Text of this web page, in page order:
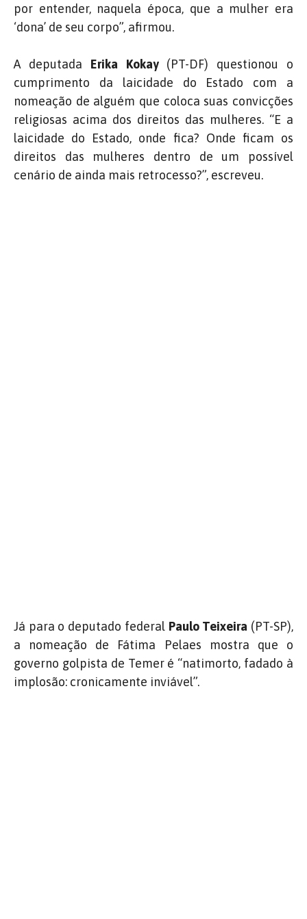
por entender, naquela época, que a mulher era
‘dona’ de seu corpo”, afirmou.
A deputada Erika Kokay(PT-DF) questionou o
cumprimento da laicidade do Estado com a
nomeação de alguém que coloca suas convicções
religiosas acima dos direitos das mulheres. “E a
laicidade do Estado, onde fica? Onde ficam os
direitos das mulheres dentro de um possível
cenário de ainda mais retrocesso?”, escreveu.
Já para o deputado federal Paulo Teixeira (PT-SP),
a nomeação de Fátima Pelaes mostra que o
governo golpista de Temer é “natimorto, fadado à
implosão: cronicamente inviável”.